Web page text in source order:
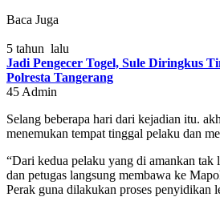
Baca Juga
5 tahun lalu
Jadi Pengecer Togel, Sule Diringkus
Polresta Tangerang
45 Admin
Selang beberapa hari dari kejadian itu.
menemukan tempat tinggal pelaku dan
“Dari kedua pelaku yang di amankan tak
dan petugas langsung membawa ke
Perak guna dilakukan proses penyidikan